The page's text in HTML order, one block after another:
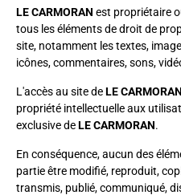
LE CARMORAN est propriétaire
tous les éléments de droit de
site, notamment les textes,
icônes, commentaires, sons,
L'accès au site deLE CARMORAN
propriété intellectuelle aux
exclusive deLE CARMORAN.
En conséquence, aucun des
partie être modifié, reproduit,
transmis, publié, communiqué,